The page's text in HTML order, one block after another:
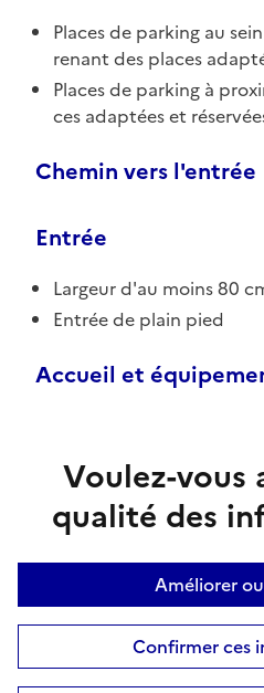
Places de parking au
renant des places
Places de parking à
ces adaptées et
Chemin vers l'entrée
Entrée
Largeur d'au moins 80
Entrée de plain pied
Accueil et
Voulez-vous
qualité des
Améliorer
Confirmer ces